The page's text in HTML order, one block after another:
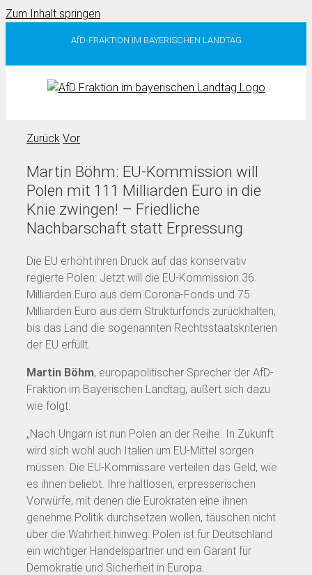
Zum Inhalt springen
AfD-FRAKTION IM BAYERISCHEN LANDTAG
Zurück Vor
Martin Böhm: EU-Kommission will
Polen mit 111 Milliarden Euro in die
Knie zwingen! – Friedliche
Nachbarschaft statt Erpressung
Die EU erhöht ihren Druck auf das konservativ
regierte Polen: Jetzt will die EU-Kommission 36
Milliarden Euro aus dem Corona-Fonds und 75
Milliarden Euro aus dem Strukturfonds zurückhalten,
bis das Land die sogenannten Rechtsstaatskriterien
der EU erfüllt.
Martin Böhm, europapolitischer Sprecher der AfD-
Fraktion im Bayerischen Landtag, äußert sich dazu
wie folgt:
„Nach Ungarn ist nun Polen an der Reihe. In Zukunft
wird sich wohl auch Italien um EU-Mittel sorgen
müssen. Die EU-Kommissare verteilen das Geld, wie
es ihnen beliebt. Ihre haltlosen, erpresserischen
Vorwürfe, mit denen die Eurokraten eine ihnen
genehme Politik durchsetzen wollen, täuschen nicht
über die Wahrheit hinweg: Polen ist für Deutschland
ein wichtiger Handelspartner und ein Garant für
Demokratie und Sicherheit in Europa.